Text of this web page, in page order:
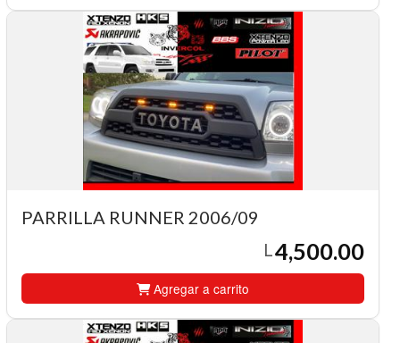
PARRILLA RUNNER 2006/09
L4,500.00
Agregar a carrito